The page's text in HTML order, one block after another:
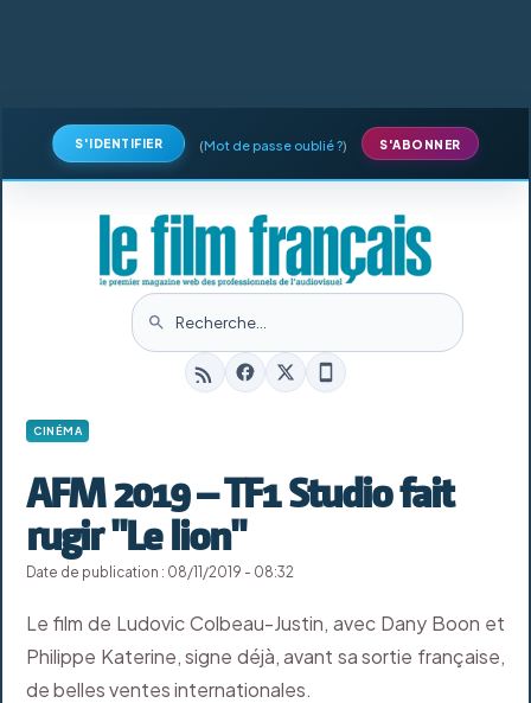
S'IDENTIFIER (Mot de passe oublié ?) S'ABONNER
CINÉMA
AFM 2019 – TF1 Studio fait
rugir "Le lion"
Date de publication : 08/11/2019 - 08:32
Le film de Ludovic Colbeau-Justin, avec Dany Boon et
Philippe Katerine, signe déjà, avant sa sortie française,
de belles ventes internationales.